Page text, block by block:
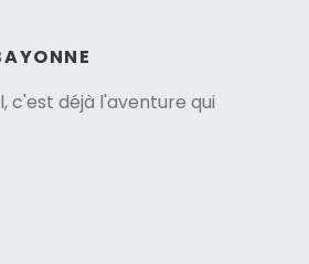
c'est déjà l'aventure qui